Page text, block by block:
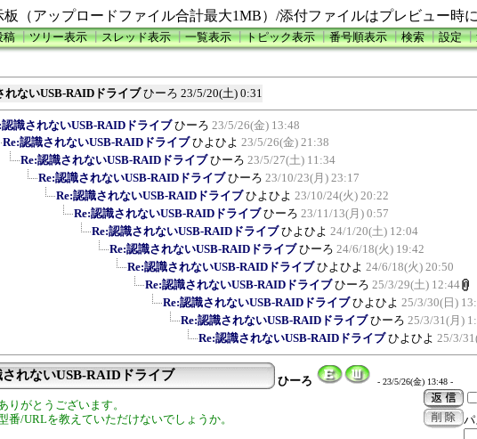
板（アップロードファイル合計最大1MB）/添付ファイルはプレビュー時
稿┃ツリー表示┃スレッド表示┃一覧表示┃トピック表示┃番号順表示┃検索┃設定┃
れないUSB-RAIDドライブ ひーろ 23/5/20(土) 0:31
認識されないUSB-RAIDドライブ ひーろ 23/5/26(金) 13:48
Re:認識されないUSB-RAIDドライブ ひよひよ 23/5/26(金) 21:38
Re:認識されないUSB-RAIDドライブ ひーろ 23/5/27(土) 11:34
Re:認識されないUSB-RAIDドライブ ひーろ 23/10/23(月) 23:17
Re:認識されないUSB-RAIDドライブ ひよひよ 23/10/24(火) 20:22
Re:認識されないUSB-RAIDドライブ ひーろ 23/11/13(月) 0:57
Re:認識されないUSB-RAIDドライブ ひよひよ 24/1/20(土) 12:04
Re:認識されないUSB-RAIDドライブ ひーろ 24/6/18(火) 19:42
Re:認識されないUSB-RAIDドライブ ひよひよ 24/6/18(火) 20:50
Re:認識されないUSB-RAIDドライブ ひーろ 25/3/29(土) 12:44
Re:認識されないUSB-RAIDドライブ ひよひよ 25/3/30(日)
Re:認識されないUSB-RAIDドライブ ひーろ 25/3/31(月)
Re:認識されないUSB-RAIDドライブ ひよひよ 25/3/
されないUSB-RAIDドライブ ひーろ - 23/5/26(金) 13:48 -
りがとうございます。
番/URLを教えていただけないでしょうか。